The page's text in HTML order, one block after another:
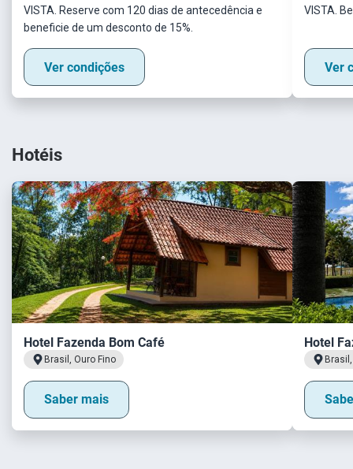
VISTA. Reserve com 120 dias de antecedência e
beneficie de um desconto de 15%.
Ver condições
VISTA.
Ver
Hotéis
Hotel Fazenda Bom Café
Brasil, Ouro Fino
Saber mais
Hotel